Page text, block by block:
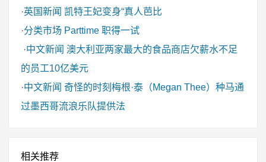
·英国新闻 凯特王妃变身“真人芭比
·分类市场 Parttime 职得一试
·中文新闻 澳大利亚两家最大的食品商店欠薪水不足
的员工10亿美元
·中文新闻 奇怪的时刻梅根·泰（Megan Thee）种马通
过墨西哥流浪乐队提供法
相关推荐